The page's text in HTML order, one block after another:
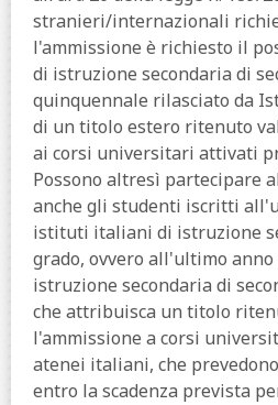
stranieri/internazionali
l'ammissione è richiesto il
di istruzione secondaria di
quinquennale rilasciato da
di un titolo estero ritenuto
ai corsi universitari attivati
Possono altresì partecipare
anche gli studenti iscritti
istituti italiani di istruzione
grado, ovvero all'ultimo
istruzione secondaria di
che attribuisca un titolo
l'ammissione a corsi
atenei italiani, che
entro la scadenza prevista